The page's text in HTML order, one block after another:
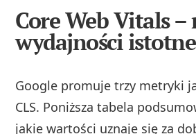
Core Web Vitals
wydajności
Google promuje trzy metryki
CLS. Poniższa tabela
jakie wartości uznaje się za